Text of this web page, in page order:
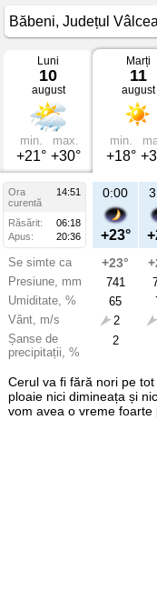
Vremea
Băbeni
mâine
Județul
Vâlcea
Luni
10
august
min.
+21°
max.
+30°
Marți
11
august
min.
+18°
Ora
14:51
curentă
Răsărit:
06:18
Apus:
20:36
Se simte ca
Presiune, mm
Umiditate, %
Vânt, m/s
Șanse de
precipitații, %
21:00
+27°
+27°
741
51
1
2
Ma
aug
0:00
+23°
+23°
741
65
2
2
Cerul va fi fără nori pe
ploaie nici dimineața și
vom avea o vreme foarte